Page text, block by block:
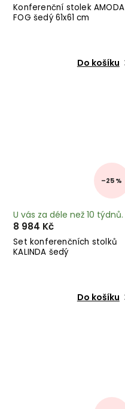
Konferenční stolek AMODA
FOG šedý 61x61 cm
Do košíku
–25 %
Set konferenčních stolků
KALINDA šedý
U vás za déle než 10 týdnů.
8 984 Kč
Do košíku